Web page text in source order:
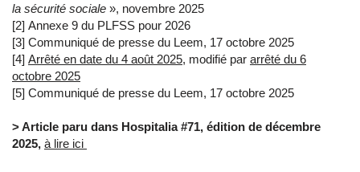
la sécurité sociale », novembre 2025
[2] Annexe 9 du PLFSS pour 2026
[3] Communiqué de presse du Leem, 17 octobre 2025
[4] Arrêté en date du 4 août 2025, modifié par arrêté du 6
octobre 2025
[5] Communiqué de presse du Leem, 17 octobre 2025
> Article paru dans Hospitalia #71, édition de décembre
2025, à lire ici